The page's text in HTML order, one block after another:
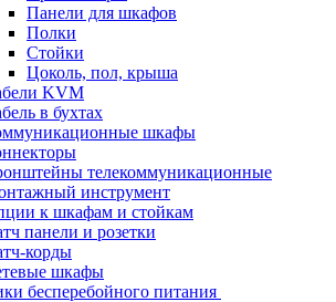
Панели для шкафов
Полки
Стойки
Цоколь, пол, крыша
KVM
в бухтах
шкафы
телекоммуникационные
инструмент
к шкафам и стойкам
панели и розетки
корды
шкафы
бесперебойного питания